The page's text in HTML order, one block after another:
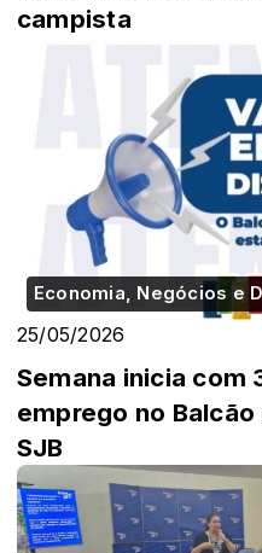
campista
Economia, Negócios e
25/05/2026
Semana inicia com
emprego no
SJB